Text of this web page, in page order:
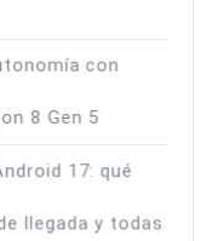
con
8 Gen 5
17: qué
llegada y todas